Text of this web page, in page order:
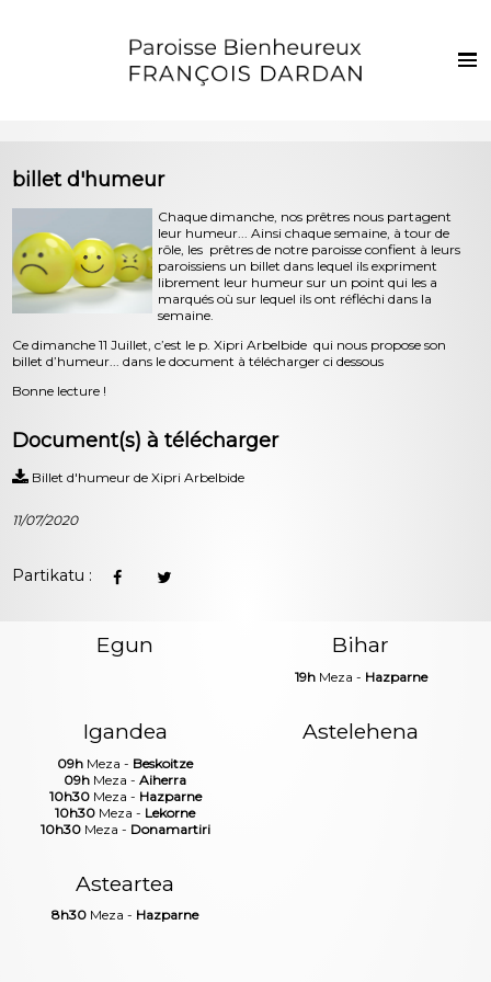
Parropiako bizia
Ezkila dorre
Sakramenduak eta giristino bizia
Haurrak eta gazteak
Harremanak
billet d'humeur
Chaque dimanche, nos prêtres nous partagent
leur humeur... Ainsi chaque semaine, à tour de
rôle, les prêtres de notre paroisse confient à leurs
paroissiens un billet dans lequel ils expriment
librement leur humeur sur un point qui les a
marqués où sur lequel ils ont réfléchi dans la
semaine.
Ce dimanche 11 Juillet, c’est le p. Xipri Arbelbide qui nous propose son
billet d’humeur... dans le document à télécharger ci dessous
Bonne lecture !
Document(s) à télécharger
Billet d'humeur de Xipri Arbelbide
11/07/2020
Partikatu :
Egun Bihar
19hMeza - Hazparne
Igandea
09h Meza - Beskoitze
09h Meza -Aiherra
10h30Meza - Hazparne
10h30 Meza - Lekorne
10h30Meza - Donamartiri
Astelehena
Asteartea
8h30 Meza - Hazparne